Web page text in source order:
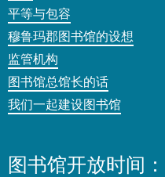
平等与包容
穆鲁玛郡图书馆的设想
监管机构
图书馆总馆长的话
我们一起建设图书馆
图书馆开放时间：